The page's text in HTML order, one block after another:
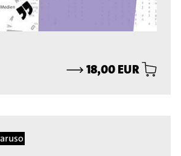
⟶18,00 EUR